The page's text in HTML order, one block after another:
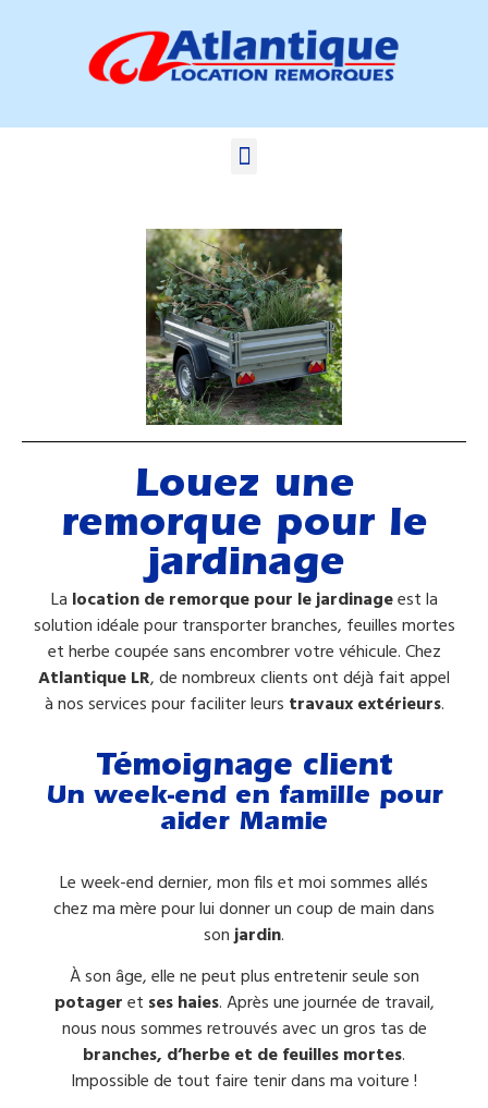
Louez une
remorque pour le
jardinage
La location de remorque pour le jardinageest la
solution idéale pour transporter branches, feuilles mortes
et herbe coupée sans encombrer votre véhicule. Chez
Atlantique LR, de nombreux clients ont déjà fait appel
à nos services pour faciliter leurs travaux extérieurs.
Témoignage client
Un week-end en famille pour
aider Mamie
Le week-end dernier, mon fils et moi sommes allés
chez ma mère pour lui donner un coup de main dans
sonjardin.
À son âge, elle ne peut plus entretenir seule son
potageret ses haies. Après une journée de travail,
nous nous sommes retrouvés avec un gros tas de
branches, d’herbe et de feuilles mortes.
Impossible de tout faire tenir dans ma voiture !